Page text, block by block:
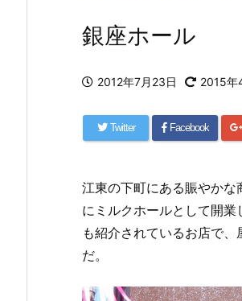
銀座ホール
2012年7月23日 2015年
Twitter Facebook
江東の下町にある賑やか
にミルクホールとして開
も紹介されているお店で
だ。